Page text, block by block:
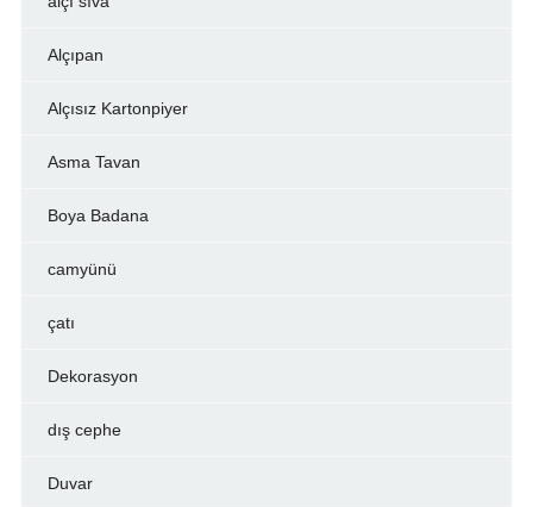
Alçıpan
Alçısız Kartonpiyer
Asma Tavan
Boya Badana
camyünü
çatı
Dekorasyon
dış cephe
Duvar